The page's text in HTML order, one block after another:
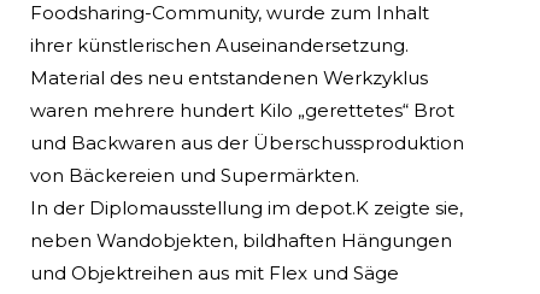
Foodsharing-Community, wurde zum Inhalt
ihrer künstlerischen Auseinandersetzung.
Material des neu entstandenen Werkzyklus
waren mehrere hundert Kilo „gerettetes“ Brot
und Backwaren aus der Überschussproduktion
von Bäckereien und Supermärkten.
In der Diplomausstellung im depot.K zeigte sie,
neben Wandobjekten, bildhaften Hängungen
und Objektreihen aus mit Flex und Säge